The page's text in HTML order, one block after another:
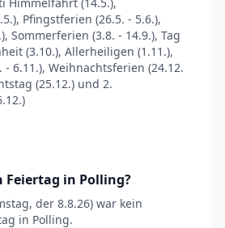
Pfingstferien (26.5. - 5.6.),
Sommerferien (3.8. - 14.9.), Tag
(3.10.), Allerheiligen (1.11.),
6.11.), Weihnachtsferien (24.12.
(25.12.) und 2.
Feiertag in Polling?
der 8.8.26) war kein
in Polling.